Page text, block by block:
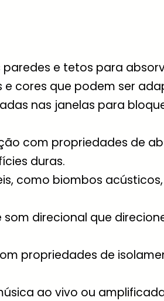
e tetos para
cores que podem ser
nas janelas para
com propriedades de
duras.
como biombos
som direcional que
propriedades de
ao vivo ou